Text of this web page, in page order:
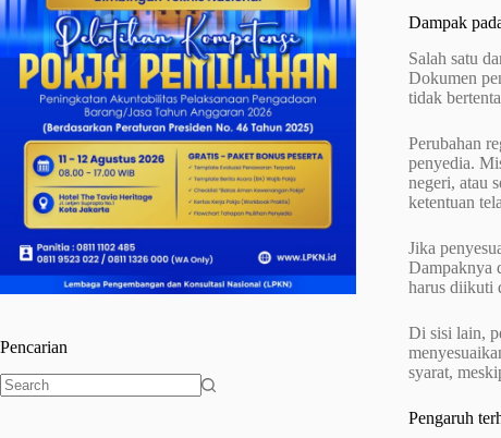
Dampak
Salah satu
Dokumen
tidak
Perubahan
penyedia.
negeri, atau
ketentuan
Jika
Dampaknya
harus diikuti
Di sisi lain,
syarat,
Pengaruh
Pencarian